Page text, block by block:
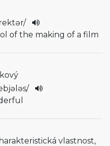
/
of the making of a film
/
vlastnost,